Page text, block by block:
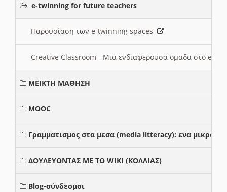
e-twinning for future teachers
Παρουσίαση των e-twinning spaces
Creative Classroom - Μια ενδιαφερουσα ομαδα στο e-
ΜΕΙΚΤΗ ΜΑΘΗΣΗ
MOOC
Γραμματισμος στα μεσα (media litteracy): ενα μικρο
ΔΟΥΛΕΥΟΝΤΑΣ ΜΕ ΤΟ WIKI (ΚΟΛΛΙΑΣ)
Blog-σύνδεσμοι